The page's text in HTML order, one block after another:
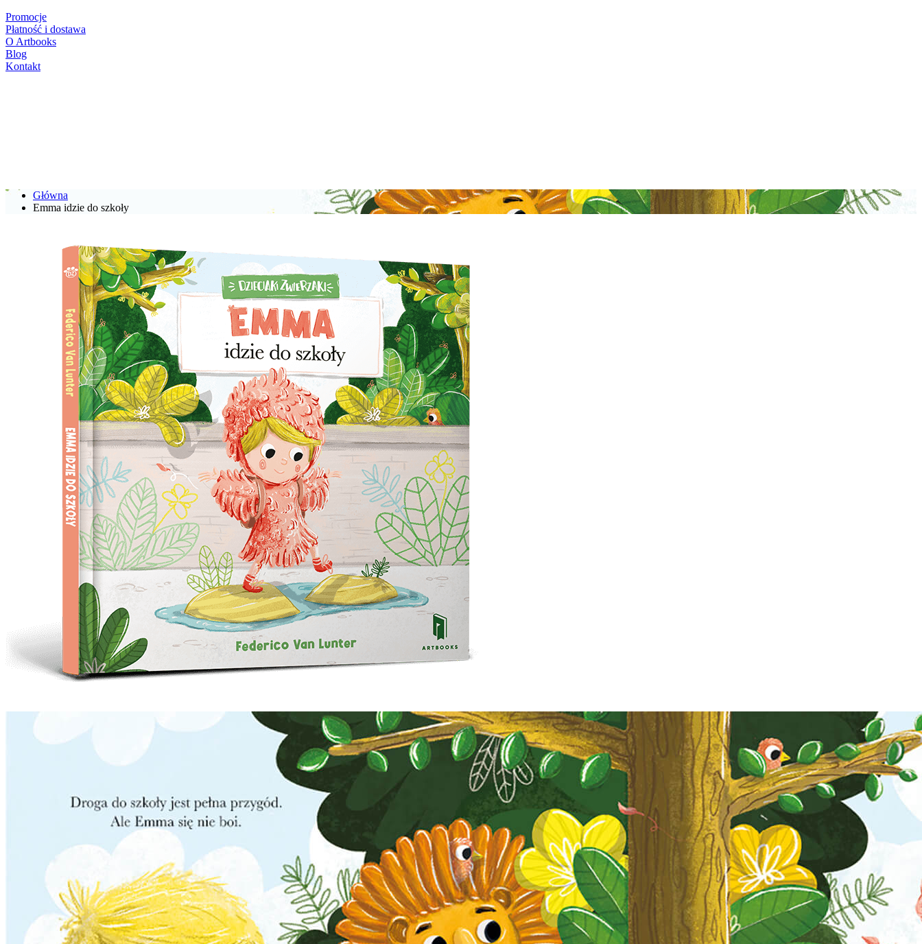
Promocje
Płatność i dostawa
O Artbooks
Blog
Kontakt
Główna
Emma idzie do szkoły